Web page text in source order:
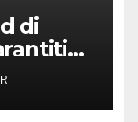
di
da